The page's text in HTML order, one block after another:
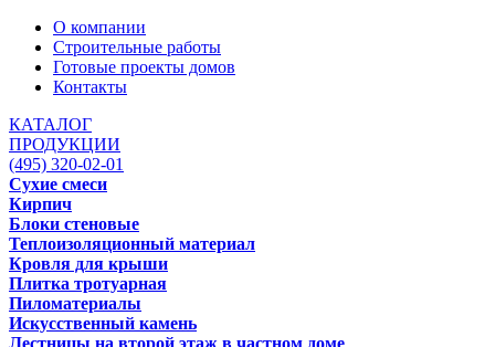
О компании
Строительные работы
Готовые проекты домов
Контакты
КАТАЛОГ
ПРОДУКЦИИ
(495) 320-02-01
Сухие смеси
Кирпич
Блоки стеновые
Теплоизоляционный материал
Кровля для крыши
Плитка тротуарная
Пиломатериалы
Искусственный камень
Лестницы на второй этаж в частном доме